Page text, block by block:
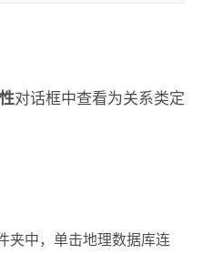
对话框中查看为关系类定
夹中，单击地理数据库连